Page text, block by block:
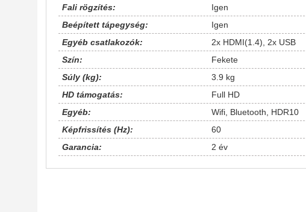
Fali rögzítés:
Igen
Beépített tápegység:
Igen
Egyéb csatlakozók:
2x HDMI(1.4), 2x USB
Szín:
Fekete
Súly (kg):
3.9 kg
HD támogatás:
Full HD
Egyéb:
Wifi, Bluetooth, HDR10
Képfrissítés (Hz):
60
Garancia:
2 év